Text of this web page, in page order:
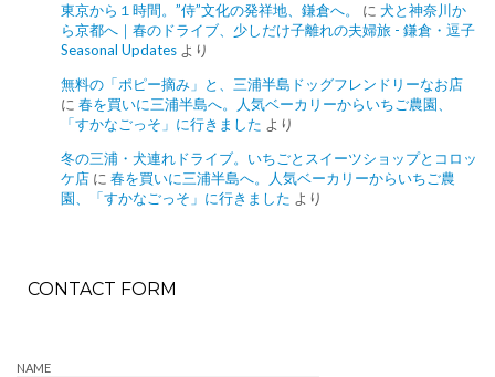
東京から１時間。”侍”文化の発祥地、鎌倉へ。
に 犬と神奈川か
ら京都へ｜春のドライブ、少しだけ子離れの夫婦旅 - 鎌倉・逗子
Seasonal Updates より
無料の「ポピー摘み」と、三浦半島ドッグフレンドリーなお店
に 春を買いに三浦半島へ。人気ベーカリーからいちご農園、
「すかなごっそ」に行きました より
冬の三浦・犬連れドライブ。いちごとスイーツショップとコロッ
ケ店 に 春を買いに三浦半島へ。人気ベーカリーからいちご農
園、「すかなごっそ」に行きました より
CONTACT FORM
NAME